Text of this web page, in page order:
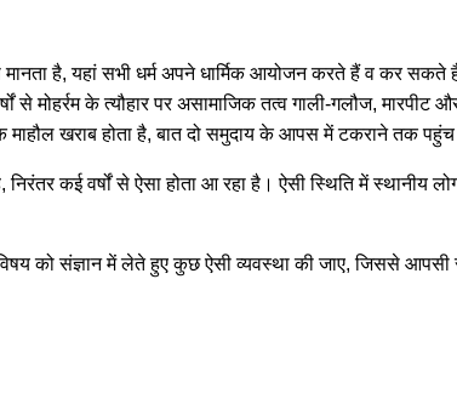
मानता है, यहां सभी धर्म अपने धार्मिक आयोजन करते हैं व कर सकते
से मोहर्रम के त्यौहार पर असामाजिक तत्व गाली-गलौज,
माहौल खराब होता है, बात दो समुदाय के आपस में टकराने तक पहुंच
निरंतर कई वर्षों से ऐसा होता आ रहा है। ऐसी स्थिति में स्थानीय
को संज्ञान में लेते हुए कुछ ऐसी व्यवस्था की जाए, जिससे आपसी